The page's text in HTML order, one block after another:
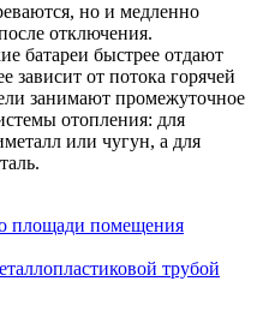
но и медленно
отключения.
батареи быстрее отдают
зависит от потока горячей
занимают промежуточное
отопления: для
или чугун, а для
площади помещения
трубой